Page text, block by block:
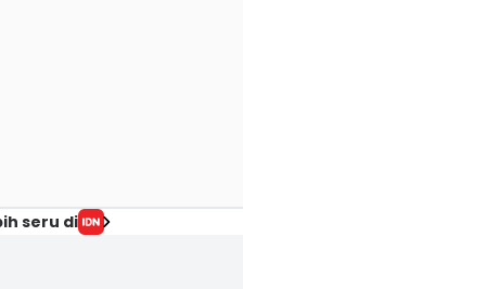
seru di